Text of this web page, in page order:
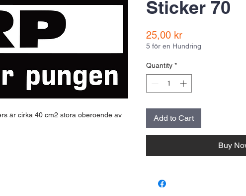
är cirka 40 cm2 stora oberoende av
Sticker 70
25,00 krPrice
5 för en Hundring
Quantity *
Add to Cart
Buy